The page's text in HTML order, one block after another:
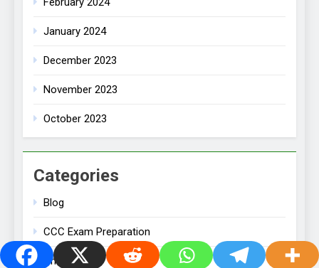
January 2024
December 2023
November 2023
October 2023
Categories
Blog
CCC Exam Preparation
Chemistry